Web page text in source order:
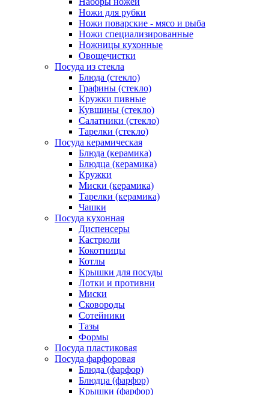
Ножи для рубки
Ножи поварские - мясо и рыба
Ножи специализированные
Ножницы кухонные
Овощечистки
Посуда из стекла
Блюда (стекло)
Графины (стекло)
Кружки пивные
Кувшины (стекло)
Салатники (стекло)
Тарелки (стекло)
Посуда керамическая
Блюда (керамика)
Блюдца (керамика)
Кружки
Миски (керамика)
Тарелки (керамика)
Чашки
Посуда кухонная
Диспенсеры
Кастрюли
Кокотницы
Котлы
Крышки для посуды
Лотки и противни
Миски
Сковороды
Сотейники
Тазы
Формы
Посуда пластиковая
Посуда фарфоровая
Блюда (фарфор)
Блюдца (фарфор)
Крышки (фарфор)